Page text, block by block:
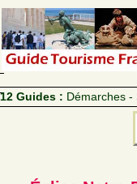
12 Guides : Démarches -